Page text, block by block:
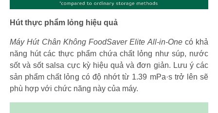
Hút thực phẩm lỏng hiệu quả
Máy Hút Chân Không FoodSaver Elite All-in-Onecó khả
năng hút các thực phẩm chứa chất lỏng như súp, nước
sốt và sốt salsa cực kỳ hiệu quả và đơn giản. Lưu ý các
sản phẩm chất lỏng có độ nhớt từ 1.39 mPa·s trở lên sẽ
phù hợp với chức năng này của máy.